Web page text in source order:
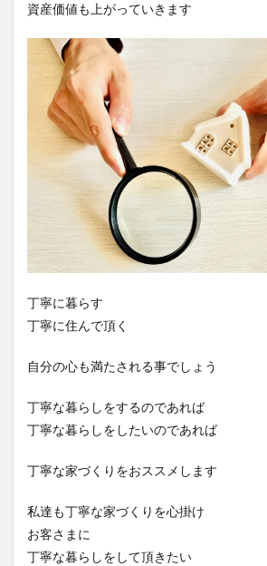
資産価値も上がっていきます
丁寧に暮らす
丁寧に住んで頂く
自分の心も満たされる事でしょう
丁寧な暮らしをするのであれば
丁寧な暮らしをしたいのであれば
丁寧な家づくりをおススメします
私達も丁寧な家づくりを心掛け
お客さまに
丁寧な暮らしをして頂きたい